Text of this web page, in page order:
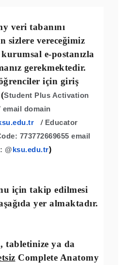
veri tabanını
sizlere vereceğimiz
e-postanızla
gerekmektedir.
için giriş
Student Plus Activation
email domain
/ Educator
773772669655 email
@ksu.edu.tr)
için takip edilmesi
yer almaktadır.
tabletinize ya da
Complete Anatomy